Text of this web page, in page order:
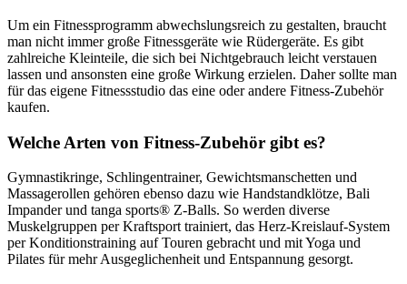
Um ein Fitnessprogramm abwechslungsreich zu gestalten, braucht
man nicht immer große Fitnessgeräte wie Rüdergeräte. Es gibt
zahlreiche Kleinteile, die sich bei Nichtgebrauch leicht verstauen
lassen und ansonsten eine große Wirkung erzielen. Daher sollte man
für das eigene Fitnessstudio das eine oder andere Fitness-Zubehör
kaufen.
Welche Arten von Fitness-Zubehör gibt es?
Gymnastikringe, Schlingentrainer, Gewichtsmanschetten und
Massagerollen gehören ebenso dazu wie Handstandklötze, Bali
Impander und tanga sports® Z-Balls. So werden diverse
Muskelgruppen per Kraftsport trainiert, das Herz-Kreislauf-System
per Konditionstraining auf Touren gebracht und mit Yoga und
Pilates für mehr Ausgeglichenheit und Entspannung gesorgt.